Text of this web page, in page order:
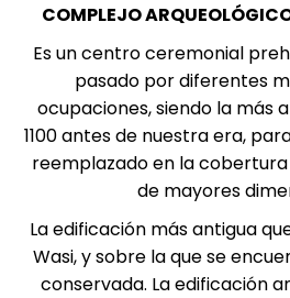
COMPLEJO
Es un centro ceremonial
pasado por diferentes
ocupaciones, siendo la más
1100 antes de nuestra era,
reemplazado en la
de mayores
La edificación más antigua
Wasi, y sobre la que se
conservada. La edificación